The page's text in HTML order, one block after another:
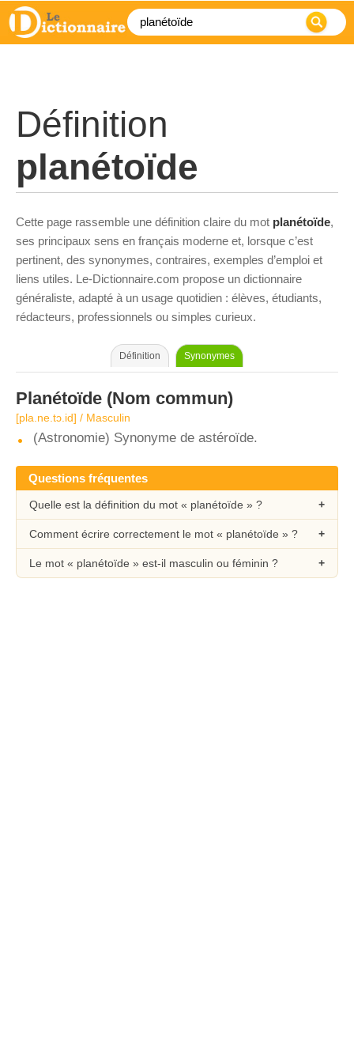
Définition
planétoïde
Cette page rassemble une définition claire du mot planétoïde,
ses principaux sens en français moderne et, lorsque c’est
pertinent, des synonymes, contraires, exemples d’emploi et
liens utiles. Le-Dictionnaire.com propose un dictionnaire
généraliste, adapté à un usage quotidien : élèves, étudiants,
rédacteurs, professionnels ou simples curieux.
Définition Synonymes
Planétoïde (Nom commun)
[pla.ne.tɔ.id] / Masculin
(Astronomie) Synonyme de astéroïde.
Questions fréquentes
Quelle est la définition du mot « planétoïde » ?
Comment écrire correctement le mot « planétoïde » ?
Le mot « planétoïde » est-il masculin ou féminin ?